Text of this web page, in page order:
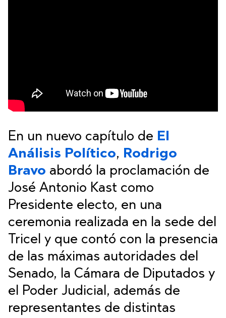
En un nuevo capítulo de El
Análisis Político, Rodrigo
Bravo abordó la proclamación de
José Antonio Kast como
Presidente electo, en una
ceremonia realizada en la sede del
Tricel y que contó con la presencia
de las máximas autoridades del
Senado, la Cámara de Diputados y
el Poder Judicial, además de
representantes de distintas